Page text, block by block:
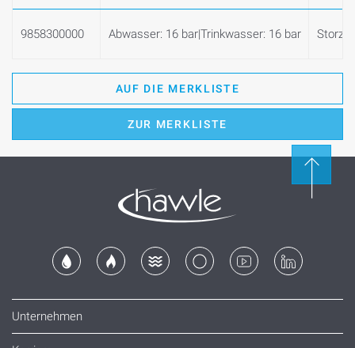
9858300000 Abwasser: 16 bar|Trinkwasser: 16 bar Storz
AUF DIE MERKLISTE
ZUR MERKLISTE
Unternehmen